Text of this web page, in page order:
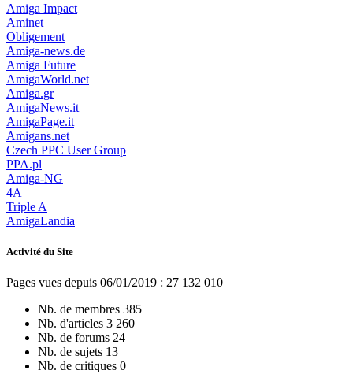
Amiga Impact
Aminet
Obligement
Amiga-news.de
Amiga Future
AmigaWorld.net
Amiga.gr
AmigaNews.it
AmigaPage.it
Amigans.net
Czech PPC User Group
PPA.pl
Amiga-NG
4A
Triple A
AmigaLandia
Activité du Site
Pages vues depuis 06/01/2019 : 27 132 010
Nb. de membres 385
Nb. d'articles 3 260
Nb. de forums 24
Nb. de sujets 13
Nb. de critiques 0